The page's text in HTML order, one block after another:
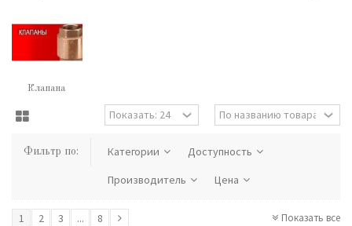
Клапана
Фильтр по: Категории
Доступность
Производитель
Цена
Показать все
1 2 3 ... 8